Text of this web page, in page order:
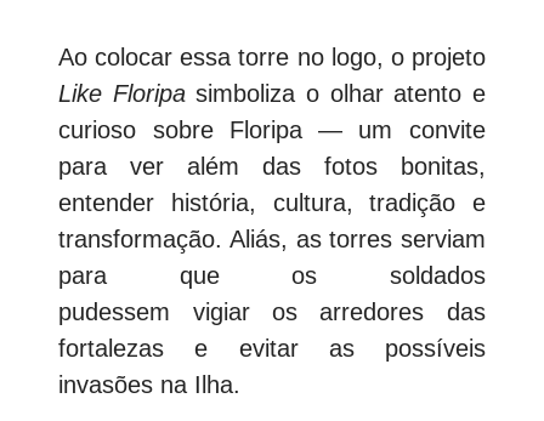
Ao colocar essa torre no logo, o projeto
Like Floripasimbolizao olhar atento e
curioso sobre Floripa— um convite
para ver além das fotos bonitas,
entender história, cultura, tradição e
transformação. Aliás, as torres serviam
para que os soldados
pudessem vigiar os arredores das
fortalezas e evitar as possíveis
invasões na Ilha.